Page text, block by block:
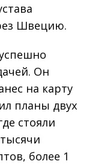
Швецию.
Он
на карту
планы двух
стояли
более 1